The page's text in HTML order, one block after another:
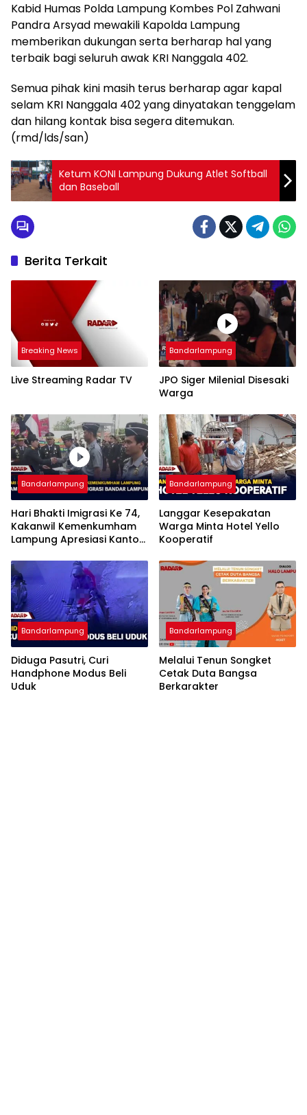
Kabid Humas Polda Lampung Kombes Pol Zahwani
Pandra Arsyad mewakili Kapolda Lampung
memberikan dukungan serta berharap hal yang
terbaik bagi seluruh awak KRI Nanggala 402.
Semua pihak kini masih terus berharap agar kapal
selam KRI Nanggala 402 yang dinyatakan tenggelam
dan hilang kontak bisa segera ditemukan.
(rmd/lds/san)
Ketum KONI Lampung Dukung Atlet Softball
dan Baseball
Berita Terkait
Breaking News
Live Streaming Radar TV
Bandarlampung
JPO Siger Milenial Disesaki
Warga
Bandarlampung
Hari Bhakti Imigrasi Ke 74,
Kakanwil Kemenkumham
Lampung Apresiasi Kantor
Bandarlampung
Langgar Kesepakatan
Warga Minta Hotel Yello
Kooperatif
Bandarlampung
Diduga Pasutri, Curi
Handphone Modus Beli
Uduk
Bandarlampung
Melalui Tenun Songket
Cetak Duta Bangsa
Berkarakter